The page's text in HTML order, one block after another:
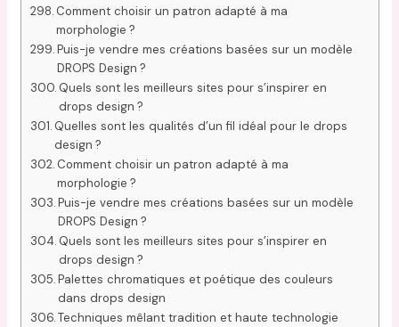
Comment choisir un patron adapté à ma
morphologie ?
Puis-je vendre mes créations basées sur un modèle
DROPS Design ?
Quels sont les meilleurs sites pour s’inspirer en
drops design ?
Quelles sont les qualités d’un fil idéal pour le drops
design ?
Comment choisir un patron adapté à ma
morphologie ?
Puis-je vendre mes créations basées sur un modèle
DROPS Design ?
Quels sont les meilleurs sites pour s’inspirer en
drops design ?
Palettes chromatiques et poétique des couleurs
dans drops design
Techniques mêlant tradition et haute technologie